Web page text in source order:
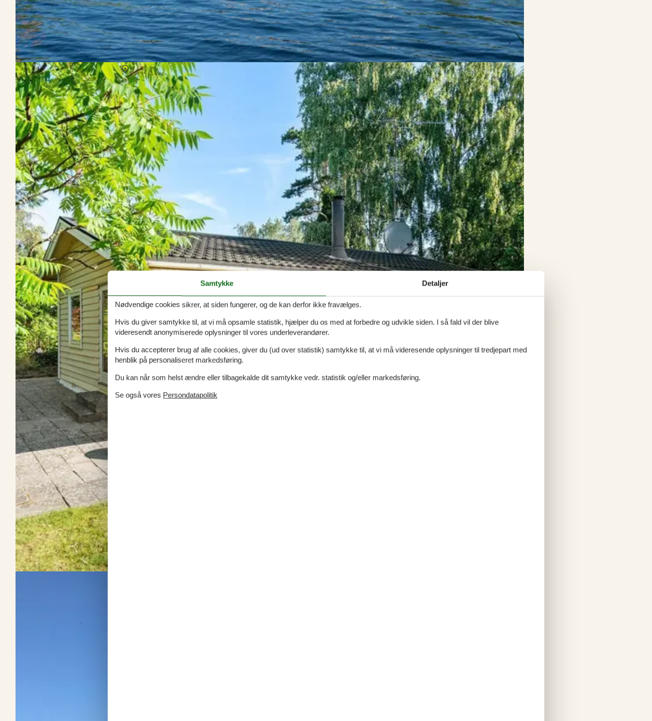
Sommerhus i Gilleleje i uge 30
I uge 30 kan du nyde en sommerhusferie i Gilleleje, hvor du kan opleve den hyggelige atmosfære og den fantastiske danske natur. Du kan gå lange ture langs stranden,
bade i det klare vand, udforske de lokale skove og slutte dagen af med en hyggelig grillmiddag på terrassen.
OmGilleleje
Samtykke Detaljer
Nødvendige cookies sikrer, at siden fungerer, og de kan derfor ikke fravælges.
Hvis du giver samtykke til, at vi må opsamle statistik, hjælper du os med at forbedre og udvikle siden. I så fald vil der blive
videresendt anonymiserede oplysninger til vores underleverandører.
Hvis du accepterer brug af alle cookies, giver du (ud over statistik) samtykke til, at vi må videresende oplysninger til tredjepart med
henblik på personaliseret markedsføring.
Du kan når som helst ændre eller tilbagekalde dit samtykke vedr. statistik og/eller markedsføring.
Se også vores Persondatapolitik